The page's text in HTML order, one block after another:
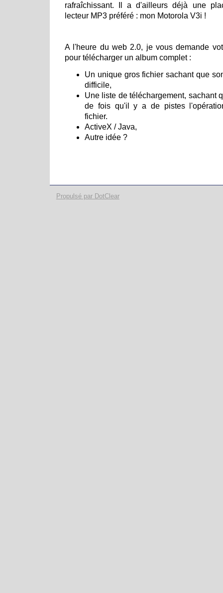
rafraîchissant. Il a d'ailleurs déjà une
lecteur MP3 préféré : mon Motorola V3i !
A l'heure du web 2.0, je vous demande
pour télécharger un album complet :
Un unique gros fichier sachant que
difficile,
Une liste de téléchargement, sachant
de fois qu'il y a de pistes
fichier.
ActiveX / Java,
Autre idée ?
Propulsé par DotClear